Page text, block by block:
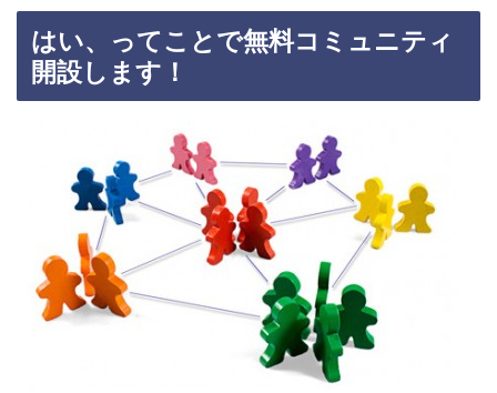
はい、ってことで無料コミュニティ
開設します！